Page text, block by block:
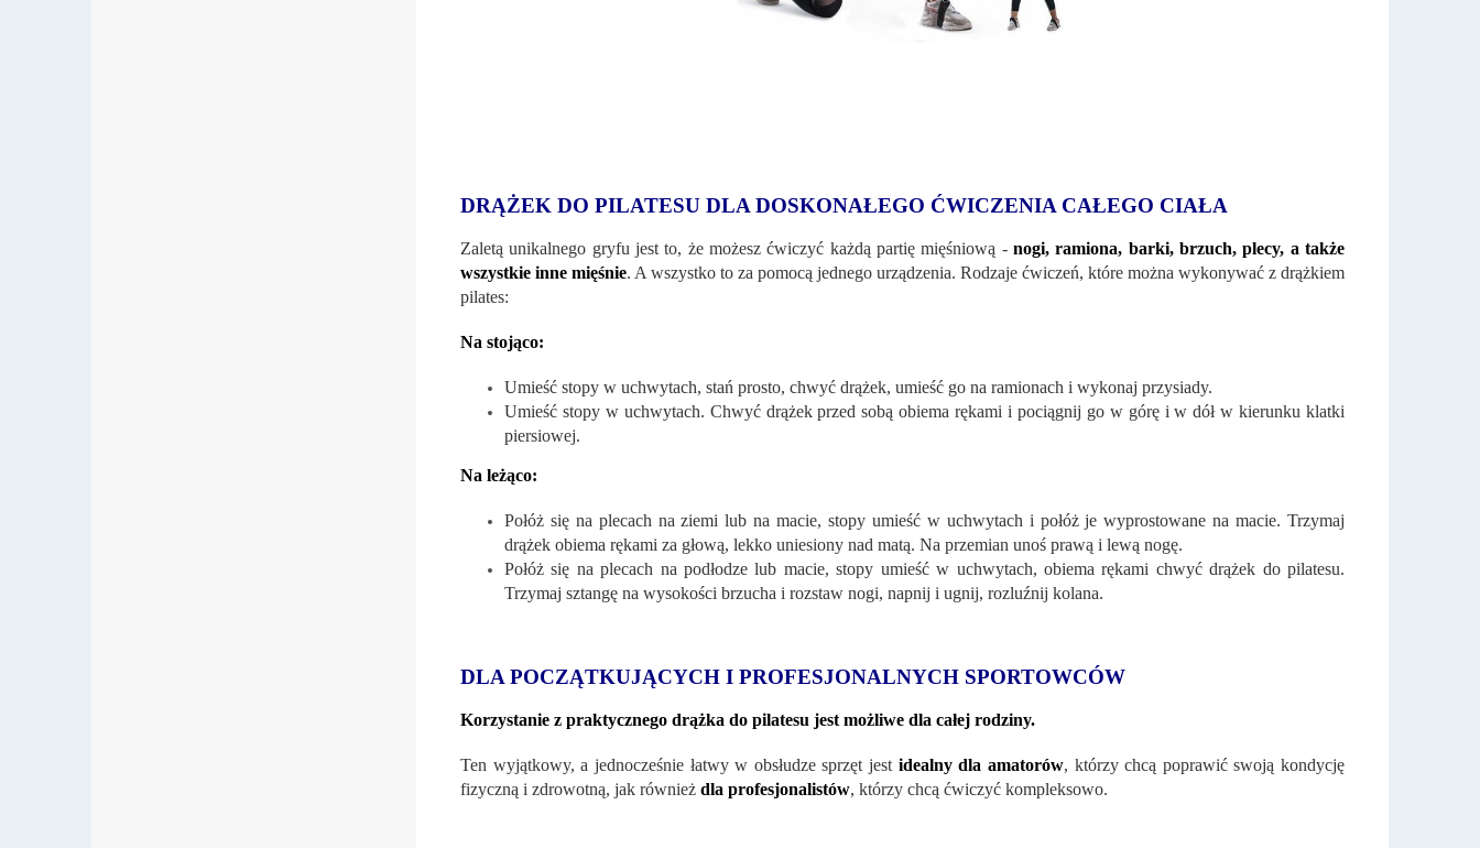
DRĄŻEK DO PILATESU DLA DOSKONAŁEGO ĆWICZENIA CAŁEGO CIAŁA
Zaletą unikalnego gryfu jest to, że możesz ćwiczyć każdą partię mięśniową - nogi, ramiona, barki, brzuch, plecy, a także
wszystkie inne mięśnie. A wszystko to za pomocą jednego urządzenia. Rodzaje ćwiczeń, które można wykonywać z drążkiem
pilates:
Na stojąco:
Umieść stopy w uchwytach, stań prosto, chwyć drążek, umieść go na ramionach i wykonaj przysiady.
Umieść stopy w uchwytach. Chwyć drążek przed sobą obiema rękami i pociągnij go w górę i w dół w kierunku klatki
piersiowej.
Na leżąco:
Połóż się na plecach na ziemi lub na macie, stopy umieść w uchwytach i połóż je wyprostowane na macie. Trzymaj
drążek obiema rękami za głową, lekko uniesiony nad matą. Na przemian unoś prawą i lewą nogę.
Połóż się na plecach na podłodze lub macie, stopy umieść w uchwytach, obiema rękami chwyć drążek do pilatesu.
Trzymaj sztangę na wysokości brzucha i rozstaw nogi, napnij i ugnij, rozluźnij kolana.
DLA POCZĄTKUJĄCYCH I PROFESJONALNYCH SPORTOWCÓW
Korzystanie z praktycznego drążka do pilatesu jest możliwe dla całej rodziny.
Ten wyjątkowy, a jednocześnie łatwy w obsłudze sprzęt jest idealny dla amatorów, którzy chcą poprawić swoją kondycję
fizyczną i zdrowotną, jak również dla profesjonalistów, którzy chcą ćwiczyć kompleksowo.